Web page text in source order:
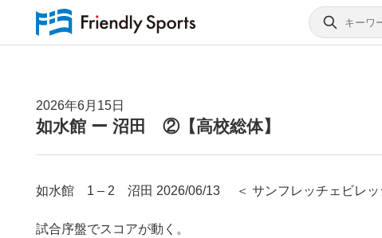
2026年6月15日
如水館 ー 沼田 ②【高校総体】
如水館 1 – 2 沼田 2026/06/13 ＜ サンフレッチェビレッ
試合序盤でスコアが動く。